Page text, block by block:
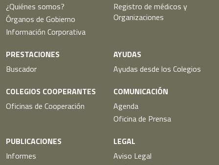
¿Quiénes somos?
Órganos de Gobierno
Información Corporativa
Registro de médicos y
Organizaciones
PRESTACIONES
Buscador
AYUDAS
Ayudas desde los Colegios
COLEGIOS COOPERANTES
Oficinas de Cooperación
COMUNICACIÓN
Agenda
Oficina de Prensa
PUBLICACIONES
Informes
LEGAL
Aviso Legal